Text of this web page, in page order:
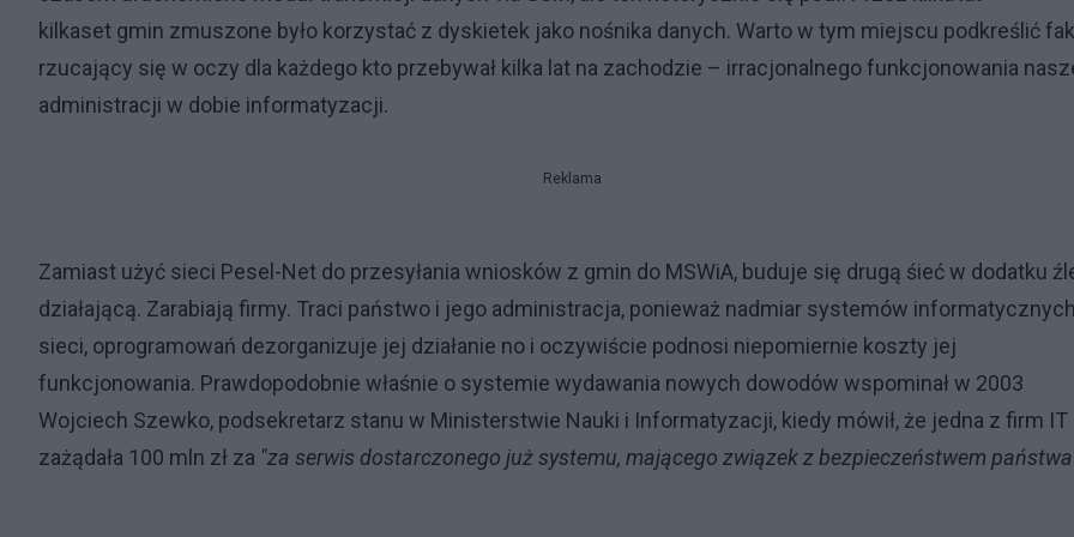
kilkaset gmin zmuszone było korzystać z dyskietek jako nośnika danych. Warto w tym miejscu podkreślić
rzucający się w oczy dla każdego kto przebywał kilka lat na zachodzie – irracjonalnego funkcjonowania
administracji w dobie informatyzacji.
Reklama
Zamiast użyć sieci Pesel-Net do przesyłania wniosków z gmin do MSWiA, buduje się drugą śieć w dodatku
działającą. Zarabiają firmy. Traci państwo i jego administracja, ponieważ nadmiar systemów
sieci, oprogramowań dezorganizuje jej działanie no i oczywiście podnosi niepomiernie koszty jej
funkcjonowania. Prawdopodobnie właśnie o systemie wydawania nowych dowodów wspominał w 2003
Wojciech Szewko, podsekretarz stanu w Ministerstwie Nauki i Informatyzacji, kiedy mówił, że jedna z firm IT
zażądała 100 mln zł za "za serwis dostarczonego już systemu, mającego związek z bezpieczeństwem